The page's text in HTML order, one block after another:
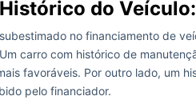
do Veículo:
no financiamento de
carro com histórico de
favoráveis. Por outro lado, um
pelo financiador.